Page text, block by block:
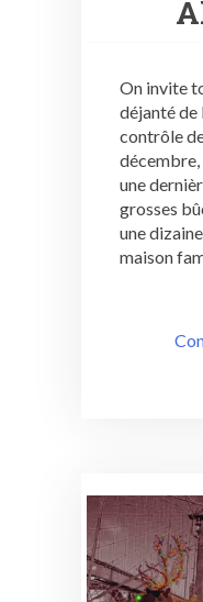
On invite
déjanté de
contrôle
une
grosses
une
maison